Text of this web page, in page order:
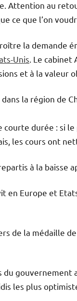
Attention au
ce que l’on
la demande
Unis . Le
et à la valeur
dans la région de
courte durée : si
les cours ont
à la baisse
en Europe et
de la médaille
gouvernement
les plus